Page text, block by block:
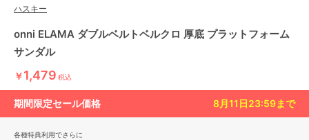
ハスキー
onni ELAMA ダブルベルトベルクロ 厚底 プラットフォーム
サンダル
￥1,479 税込
期間限定セール価格 8月11日23:59まで
各種特典利用でさらに